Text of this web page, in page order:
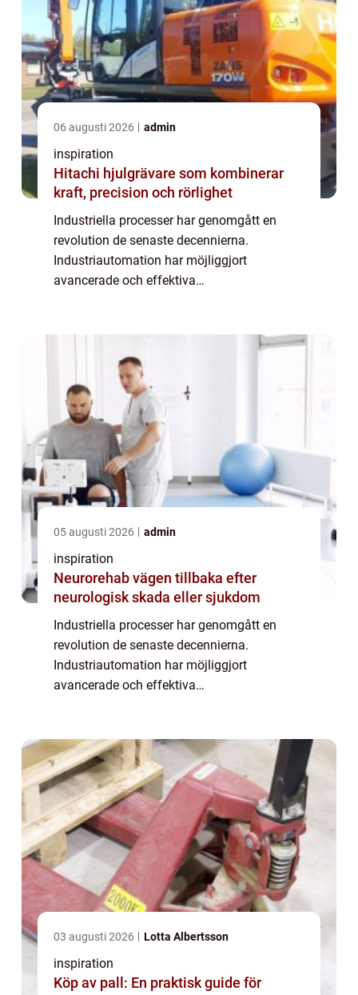
06 augusti 2026 admin
inspiration
Hitachi hjulgrävare som kombinerar
kraft, precision och rörlighet
Industriella processer har genomgått en
revolution de senaste decennierna.
Industriautomation har möjliggjort
avancerade och effektiva
05 augusti 2026 admin
inspiration
Neurorehab vägen tillbaka efter
neurologisk skada eller sjukdom
Industriella processer har genomgått en
revolution de senaste decennierna.
Industriautomation har möjliggjort
avancerade och effektiva
Tekniken p&ari...
03 augusti 2026 Lotta Albertsson
inspiration
Köp av pall: En praktisk guide för